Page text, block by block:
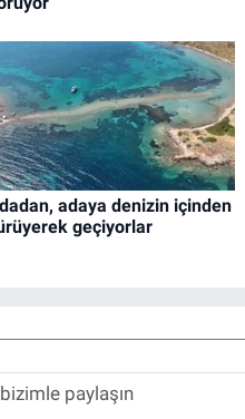
adaya denizin içinden
geçiyorlar